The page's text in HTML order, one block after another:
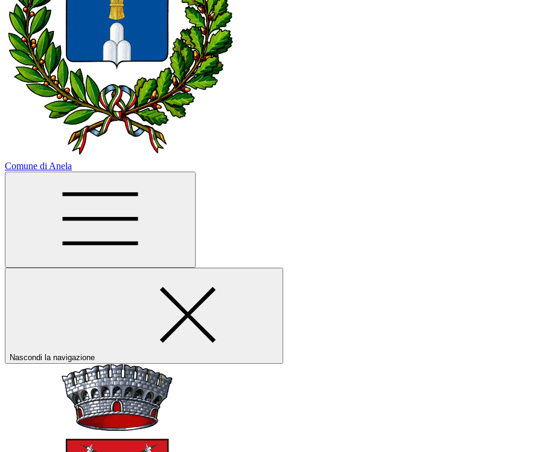
Comune di Anela
Nascondi la navigazione